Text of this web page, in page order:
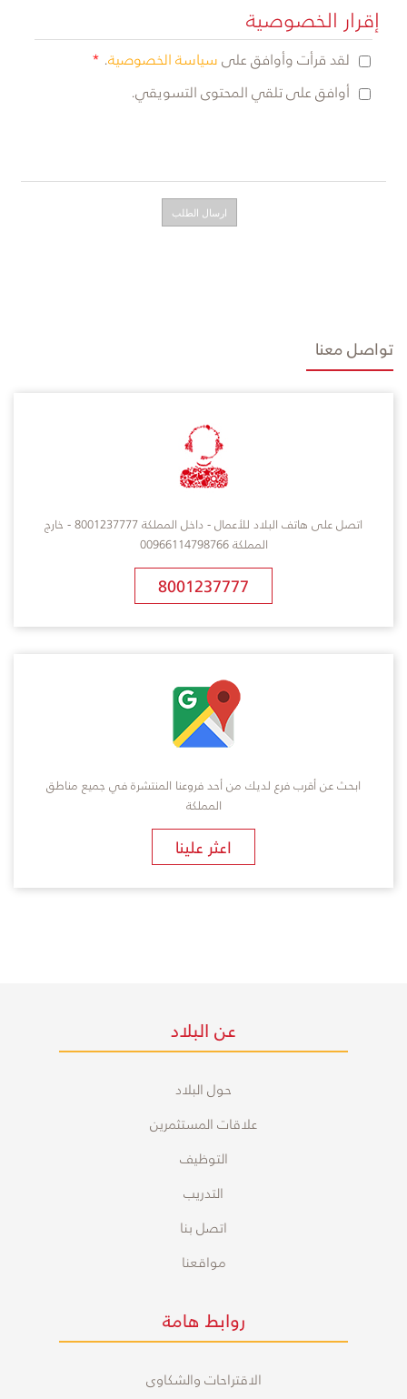
إقرار الخصوصية
لقد قرأت وأوافق علىسياسة الخصوصية.
أوافق على تلقي المحتوى التسويقي.
تواصل معنا
اتصل على هاتف البلاد للأعمال - داخل المملكة 8001237777 - خارج
المملكة 00966114798766
8001237777
ابحث عن أقرب فرع لديك من أحد فروعنا المنتشرة في جميع مناطق
المملكة
​اعثر علينا
عن البلاد
حول البلاد
علاقات المستثمرين
التوظيف
التدريب
اتصل بنا
مواقعنا
روابط هامة
الاقتراحات والشكاوى